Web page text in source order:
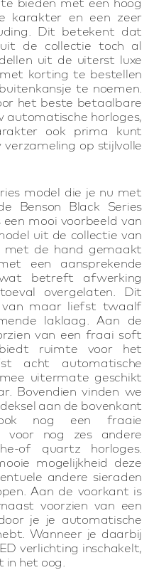
karakter en een zeer
Dit betekent dat
uit de collectie toch al
uit de uiterst luxe
korting te bestellen
te noemen.
het beste betaalbare
automatische horloges,
ook prima kunt
op stijlvolle
model die je nu met
Benson Black Series
een mooi voorbeeld van
uit de collectie van
met de hand gemaakt
een aansprekende
betreft afwerking
overgelaten. Dit
van maar liefst twaalf
laklaag. Aan de
van een fraai soft
ruimte voor het
acht automatische
uitermate geschikt
Bovendien vinden we
aan de bovenkant
nog een fraaie
voor nog zes andere
of quartz horloges.
mogelijkheid deze
andere sieraden
Aan de voorkant is
voorzien van een
je je automatische
Wanneer je daarbij
verlichting inschakelt,
het oog.